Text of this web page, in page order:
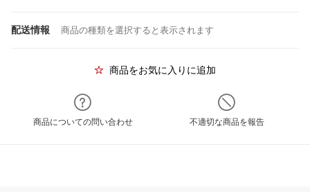
配送情報 商品の種類を選択すると表示されます
商品をお気に入りに追加
商品についての問い合わせ 不適切な商品を報告